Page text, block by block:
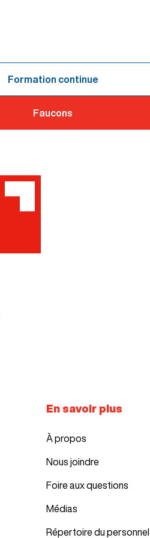
Formation continue
Faucons
En savoir plus
À propos
Nous joindre
Foire aux questions
Médias
Répertoire du personnel